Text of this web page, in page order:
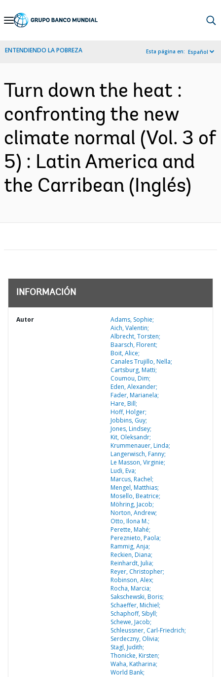
Skip
Navigation
ENTENDIENDO LA POBREZA Esta página en: Español
Turn down the heat :
confronting the new
climate normal (Vol. 3 of
5) : Latin America and
the Carribean (Inglés)
INFORMACIÓN
Autor
Adams, Sophie;
Aich, Valentin;
Albrecht, Torsten;
Baarsch, Florent;
Boit, Alice;
Canales Trujillo, Nella;
Cartsburg, Matti;
Coumou, Dim;
Eden, Alexander;
Fader, Marianela;
Hare, Bill;
Hoff, Holger;
Jobbins, Guy;
Jones, Lindsey;
Kit, Oleksandr;
Krummenauer, Linda;
Langerwisch, Fanny;
Le Masson, Virginie;
Ludi, Eva;
Marcus, Rachel;
Mengel, Matthias;
Mosello, Beatrice;
Möhring, Jacob;
Norton, Andrew;
Otto, Ilona M.;
Perette, Mahé;
Pereznieto, Paola;
Rammig, Anja;
Reckien, Diana;
Reinhardt, Julia;
Reyer, Christopher;
Robinson, Alex;
Rocha, Marcia;
Sakschewski, Boris;
Schaeffer, Michiel;
Schaphoff, Sibyll;
Schewe, Jacob;
Schleussner, Carl-Friedrich;
Serdeczny, Olivia;
Stagl, Judith;
Thonicke, Kirsten;
Waha, Katharina;
World Bank;